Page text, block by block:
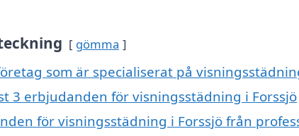
gömma
som är specialiserat på
3 erbjudanden för visningsstädning i Forssjö
för visningsstädning i Forssjö från